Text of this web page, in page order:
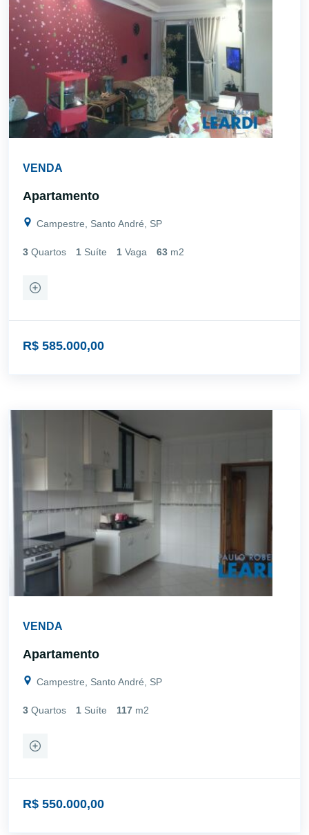
VENDA
Apartamento
Campestre, Santo André, SP
3 Quartos 1 Suíte 1 Vaga 63 m2
R$ 585.000,00
VENDA
Apartamento
Campestre, Santo André, SP
3 Quartos 1 Suíte 117 m2
R$ 550.000,00